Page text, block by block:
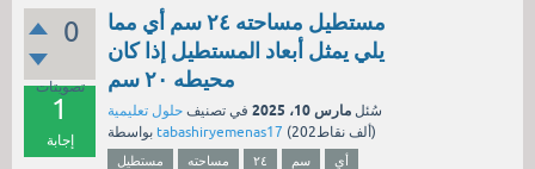
0
تصويتات
1
إجابة
مستطيل مساحته ٢٤ سم أي مما
يلي يمثل أبعاد المستطيل إذا كان
محيطه ٢٠ سم
سُئل مارس 10، 2025 في تصنيف حلول تعليمية
tabashiryemenas17 ( 202ألف نقاط)
مستطيل مساحته ٢٤ سم
أي